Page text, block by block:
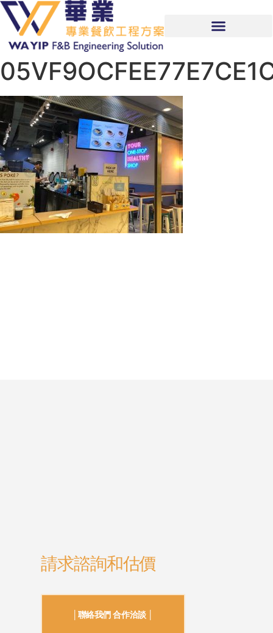
請求諮詢和估價
│聯絡我們 合作洽談 │